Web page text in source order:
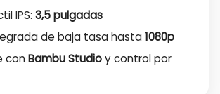
IPS: 3,5 pulgadas
de baja tasa hasta1080p
conBambu Studioy control por